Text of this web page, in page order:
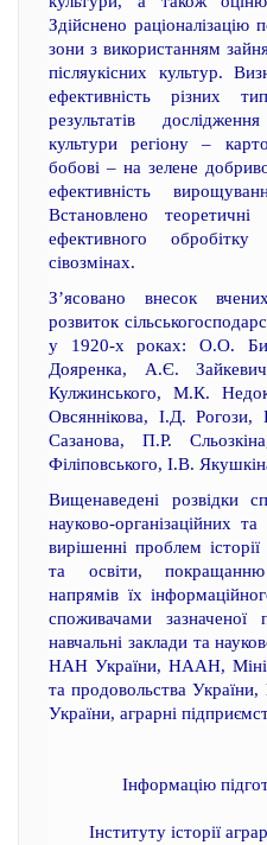
Здійснено раціоналізацію
зони з використанням
післяукісних культур.
ефективність різних
результатів
культури регіону –
бобові – на зелене
ефективність
Встановлено
ефективного
сівозмінах.
З’ясовано внесок
розвиток
у 1920-х роках: О.О.
Дояренка, А.Є.
Кулжинського, М.К.
Овсяннікова, І.Д.
Сазанова, П.Р.
Філіповського, І.В.
Вищенаведені розвідки
науково-організаційних
вирішенні проблем
та освіти, покращанню
напрямів їх
споживачами зазначеної
навчальні заклади та
НАН України, НААН,
та продовольства України,
України, аграрні
Інформацію
Інституту історії